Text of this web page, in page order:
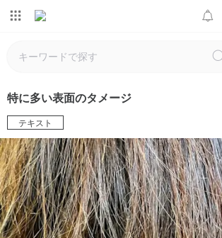
特に多い表面のタメージ
テキスト